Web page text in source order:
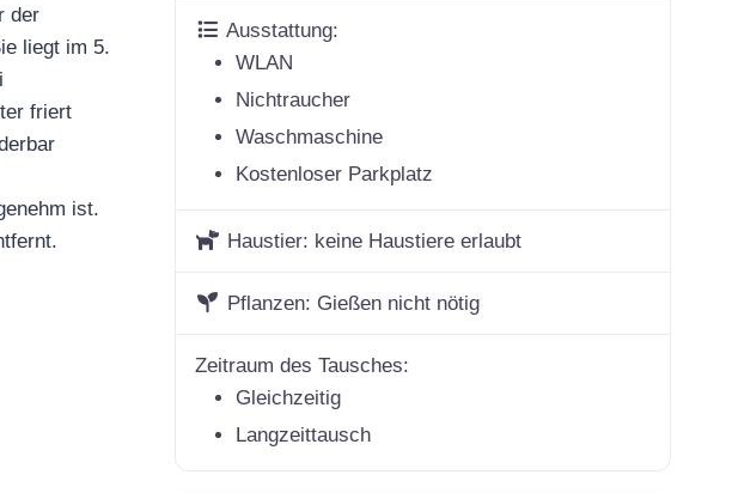
der
liegt im 5.
friert
ist.
Ausstattung:
WLAN
Nichtraucher
Waschmaschine
Kostenloser Parkplatz
Haustier: keine Haustiere erlaubt
Pflanzen: Gießen nicht nötig
Zeitraum des Tausches:
Gleichzeitig
Langzeittausch